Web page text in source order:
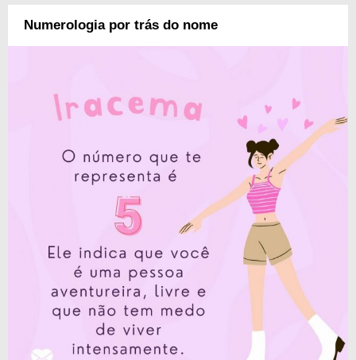
Numerologia por trás do nome